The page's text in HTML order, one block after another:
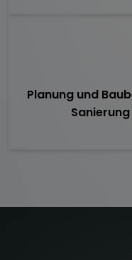
Planung und